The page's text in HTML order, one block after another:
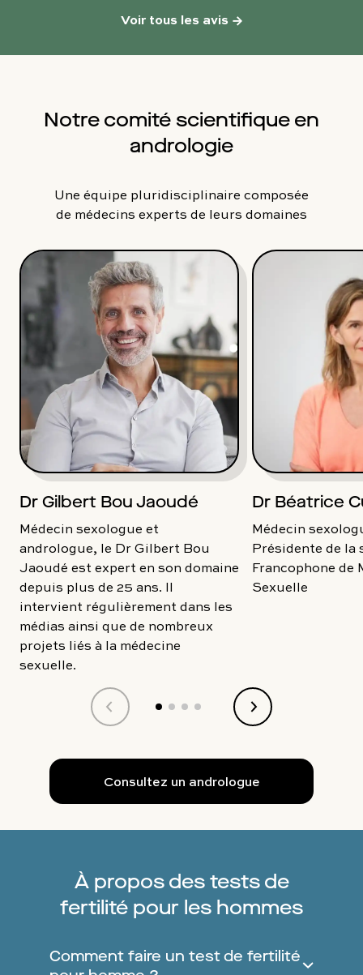
Voir tous les avis →
Notre comité scientifique en
andrologie
Une équipe pluridisciplinaire composée
de médecins experts de leurs domaines
Dr Gilbert Bou Jaoudé
Médecin sexologue et
andrologue, le Dr Gilbert Bou
Jaoudé est expert en son domaine
depuis plus de 25 ans. Il
intervient régulièrement dans les
médias ainsi que de nombreux
projets liés à la médecine
sexuelle.
Dr Béatrice
Médecin
Présidente de la
Francophone de
Sexuelle
Consultez un andrologue
À propos des tests de
fertilité pour les hommes
Comment faire un test de fertilité